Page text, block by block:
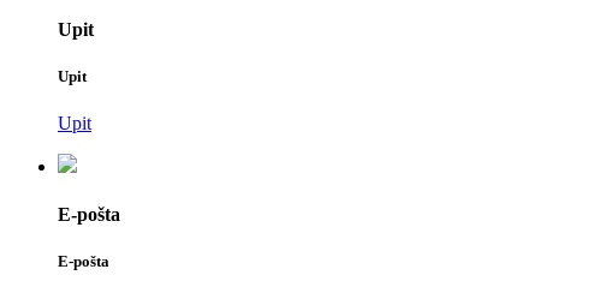
Upit
Upit
Upit
E-pošta
E-pošta